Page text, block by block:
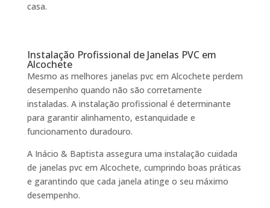
casa.
Instalação Profissional de Janelas PVC em
Alcochete
Mesmo as melhores janelas pvc em Alcochete perdem
desempenho quando não são corretamente
instaladas. A instalação profissional é determinante
para garantir alinhamento, estanquidade e
funcionamento duradouro.
A Inácio & Baptista assegura uma instalação cuidada
de janelas pvc em Alcochete, cumprindo boas práticas
e garantindo que cada janela atinge o seu máximo
desempenho.